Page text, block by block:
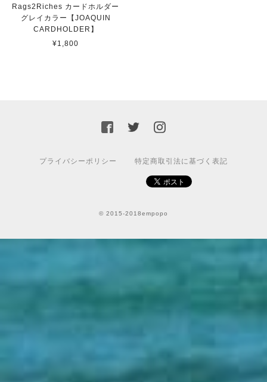
Rags2Riches カードホルダー
グレイカラー【JOAQUIN
CARDHOLDER】
¥1,800
プライバシーポリシー 特定商取引法に基づく表記
© 2015-2018empopo